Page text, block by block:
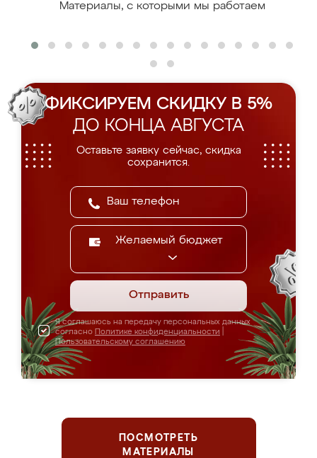
Материалы, с которыми мы работаем
ФИКСИРУЕМ СКИДКУ В 5%
ДО КОНЦА АВГУСТА
Оставьте заявку сейчас, скидка
сохранится.
Желаемый бюджет
Отправить
Я соглашаюсь на передачу персональных данных
согласно Политике конфиденциальности
Пользовательскому соглашению
ПОСМОТРЕТЬ
МАТЕРИАЛЫ